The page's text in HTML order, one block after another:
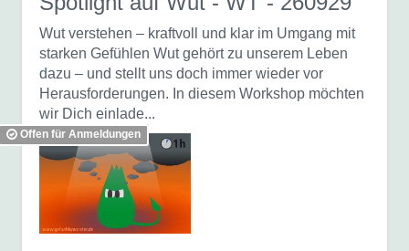
Wut verstehen – kraftvoll und klar im Umgang mit
starken Gefühlen Wut gehört zu unserem Leben
dazu – und stellt uns doch immer wieder vor
Herausforderungen. In diesem Workshop möchten
wir Dich einlade...
Offen für Anmeldungen